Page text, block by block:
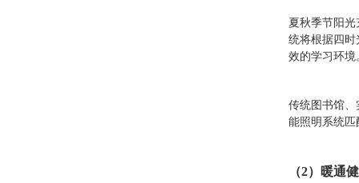
夏秋季节阳
统将根据四
效的学习环境
传统图书馆
能照明系统
（2）暖通